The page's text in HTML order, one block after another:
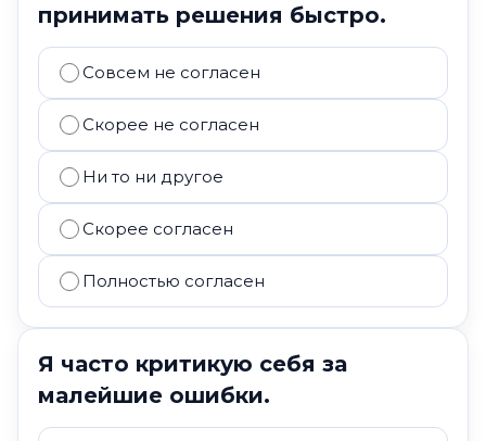
принимать решения быстро.
Совсем не согласен
Скорее не согласен
Ни то ни другое
Скорее согласен
Полностью согласен
Я часто критикую себя за
малейшие ошибки.